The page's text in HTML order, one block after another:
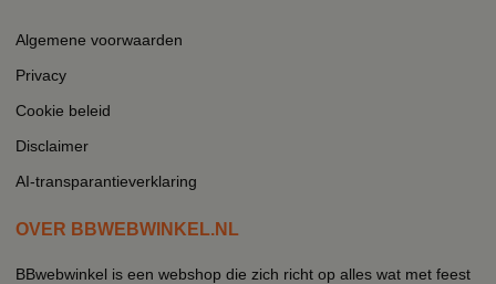
Algemene voorwaarden
Privacy
Cookie beleid
Disclaimer
AI-transparantieverklaring
OVER BBWEBWINKEL.NL
BBwebwinkel is een webshop die zich richt op alles wat met feest